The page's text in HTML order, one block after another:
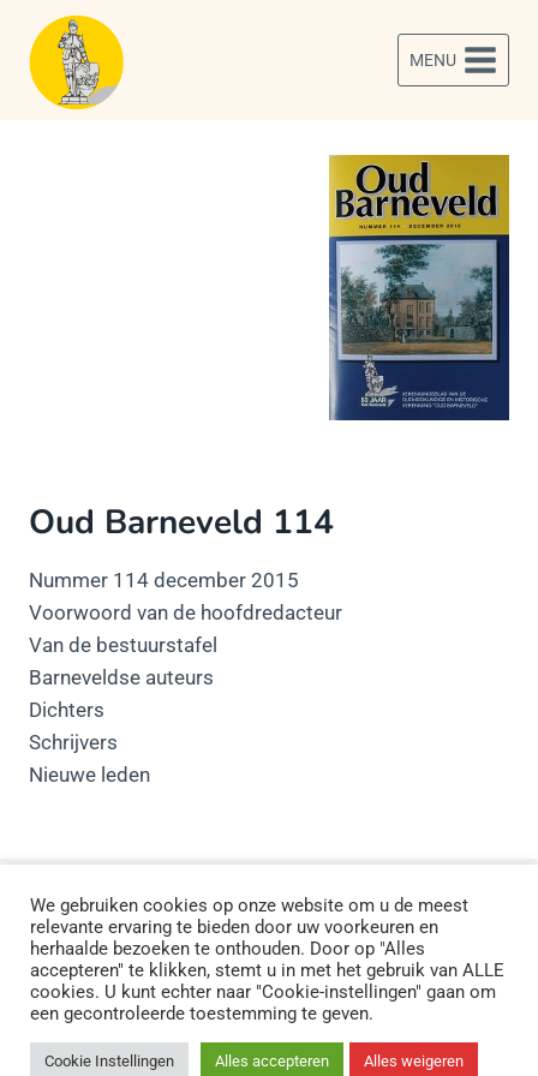
Doorgaan
naar
inhoud
MENU
Oud Barneveld 114
Nummer 114 december 2015
Voorwoord van de hoofdredacteur
Van de bestuurstafel
Barneveldse auteurs
Dichters
Schrijvers
Nieuwe leden
Cookiebeleid Privacybeleid
Downloads
Links
© 2004-2026 Vereniging Oud Barneveld |
We gebruiken cookies op onze website om u de meest
relevante ervaring te bieden door uw voorkeuren en
herhaalde bezoeken te onthouden. Door op "Alles
accepteren" te klikken, stemt u in met het gebruik van ALLE
cookies. U kunt echter naar "Cookie-instellingen" gaan om
een gecontroleerde toestemming te geven.
Cookie Instellingen Alles accepteren Alles weigeren